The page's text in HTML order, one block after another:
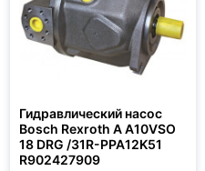
Гидравлический насос
Bosch Rexroth A A10VSO
18 DRG /31R-PPA12K51
R902427909